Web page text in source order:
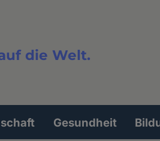
die Welt.
Gesundheit